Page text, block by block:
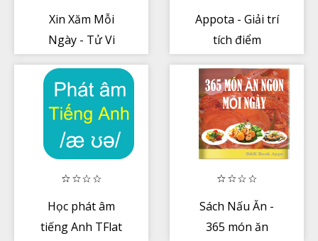
Xin Xăm Mỗi
Ngày - Tử Vi
Appota - Giải trí
tích điểm
Học phát âm
tiếng Anh TFlat
Sách Nấu Ăn -
365 món ăn